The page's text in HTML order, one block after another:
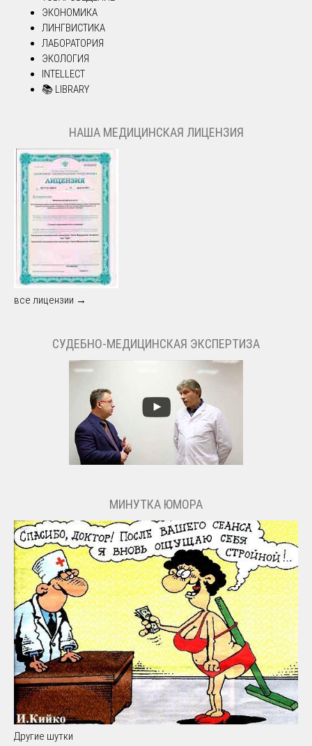
ЭКОНОМИКА
ЛИНГВИСТИКА
ЛАБОРАТОРИЯ
ЭКОЛОГИЯ
INTELLECT
📚 LIBRARY
НАША МЕДИЦИНСКАЯ ЛИЦЕНЗИЯ
все лицензии →
СУДЕБНО-МЕДИЦИНСКАЯ ЭКСПЕРТИЗА
МИНУТКА ЮМОРА
Другие шутки